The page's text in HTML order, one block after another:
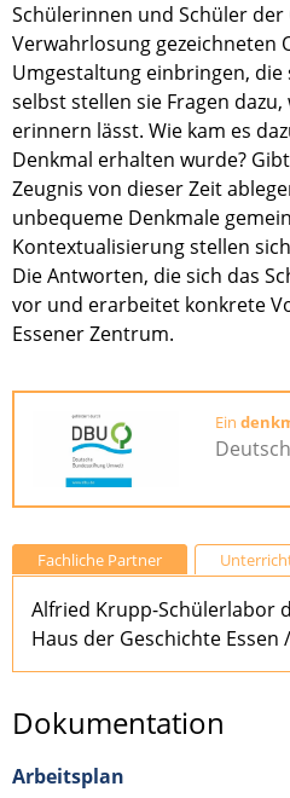
Schülerinnen und Schüler
Verwahrlosung gezeichneten
Umgestaltung einbringen,
selbst stellen sie Fragen
erinnern lässt. Wie kam es
Denkmal erhalten wurde?
Zeugnis von dieser Zeit
unbequeme Denkmale
Kontextualisierung stellen
Die Antworten, die sich das
vor und erarbeitet konkrete
Essener Zentrum.
Ein
Fachliche Partner
Alfried Krupp-Schülerlabor
Haus der Geschichte Essen
Dokumentation
Arbeitsplan